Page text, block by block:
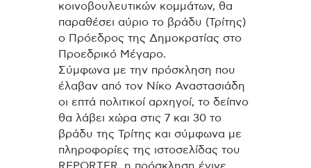
κοινοβουλευτικών κομμάτων, θα
παραθέσει αύριο το βράδυ (Τρίτης)
ο Πρόεδρος της Δημοκρατίας στο
Προεδρικό Μέγαρο.
Σύμφωνα με την πρόσκληση που
έλαβαν από τον Νίκο Αναστασιάδη
οι επτά πολιτικοί αρχηγοί, το δείπνο
θα λάβει χώρα στις 7 και 30 το
βράδυ της Τρίτης και σύμφωνα με
πληροφορίες της ιστοσελίδας του